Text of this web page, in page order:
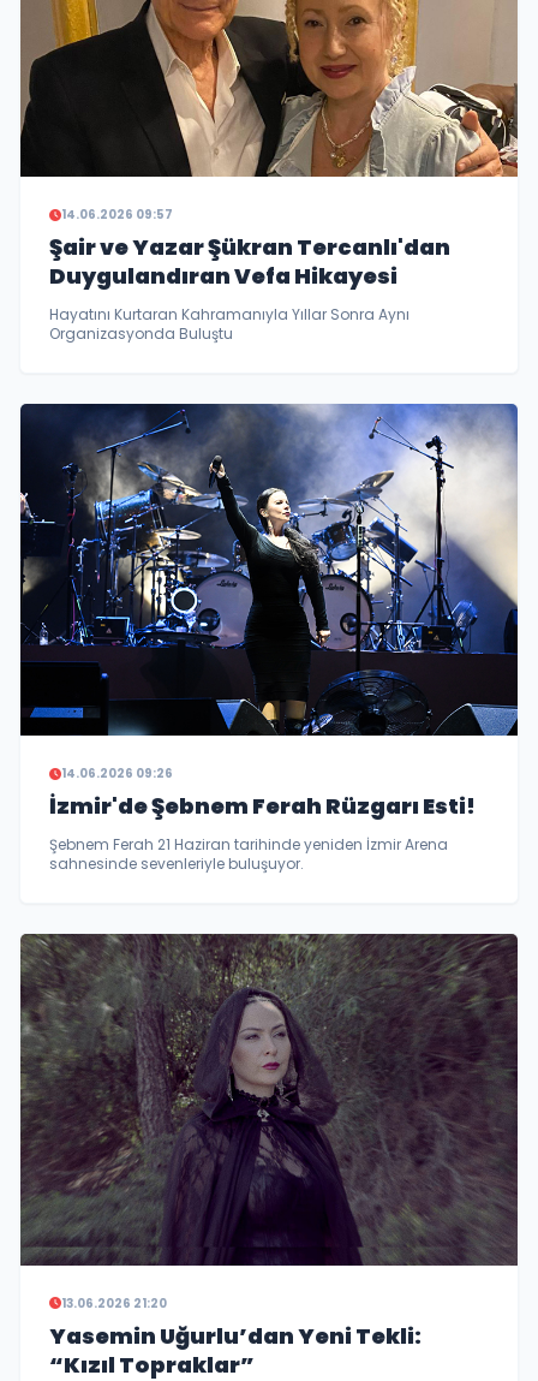
14.06.2026 09:57
Şair ve Yazar Şükran Tercanlı'dan
Duygulandıran Vefa Hikayesi
Hayatını Kurtaran Kahramanıyla Yıllar Sonra Aynı
Organizasyonda Buluştu
14.06.2026 09:26
İzmir'de Şebnem Ferah Rüzgarı Esti!
Şebnem Ferah 21 Haziran tarihinde yeniden İzmir Arena
sahnesinde sevenleriyle buluşuyor.
13.06.2026 21:20
Yasemin Uğurlu’dan Yeni Tekli:
“Kızıl Topraklar”